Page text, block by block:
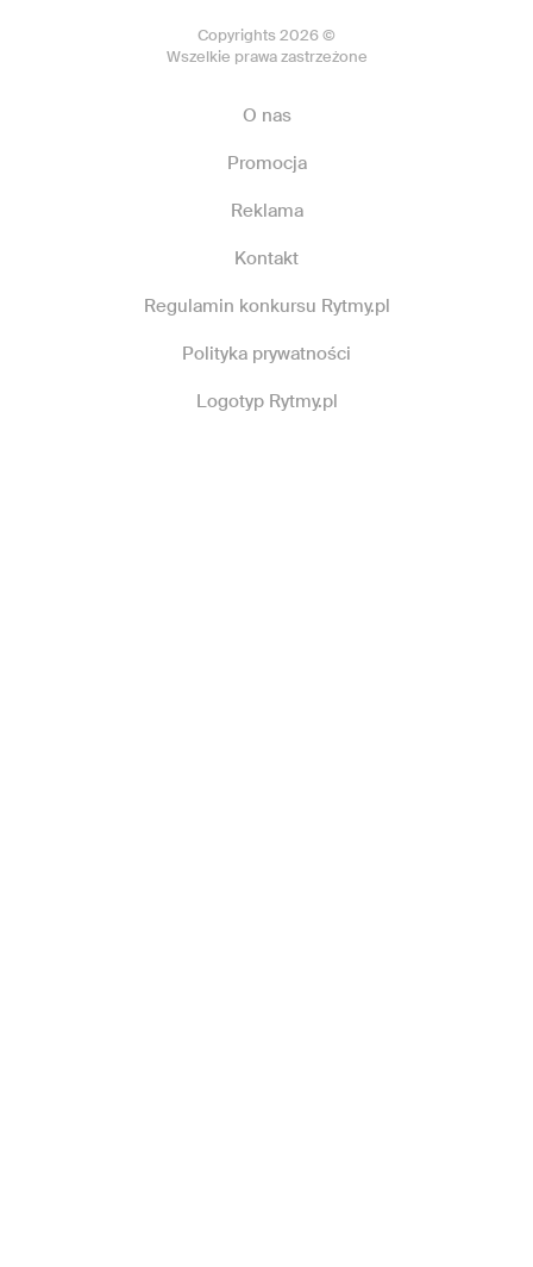
Copyrights 2026 ©
Wszelkie prawa zastrzeżone
O nas
Promocja
Reklama
Kontakt
Regulamin konkursu Rytmy.pl
Polityka prywatności
Logotyp Rytmy.pl